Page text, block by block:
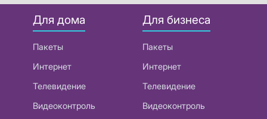
Для дома
Пакеты
Интернет
Телевидение
Видеоконтроль
Для бизнеса
Пакеты
Интернет
Телевидение
Видеоконтроль